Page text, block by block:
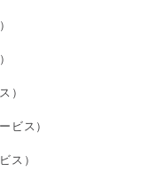
）
ビス）
ス）